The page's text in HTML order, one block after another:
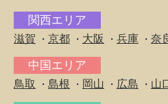
関西エリア
滋賀 ・ 京都 ・ 大阪 ・ 兵庫 ・ 奈
中国エリア
鳥取 ・ 島根 ・ 岡山 ・ 広島 ・ 山